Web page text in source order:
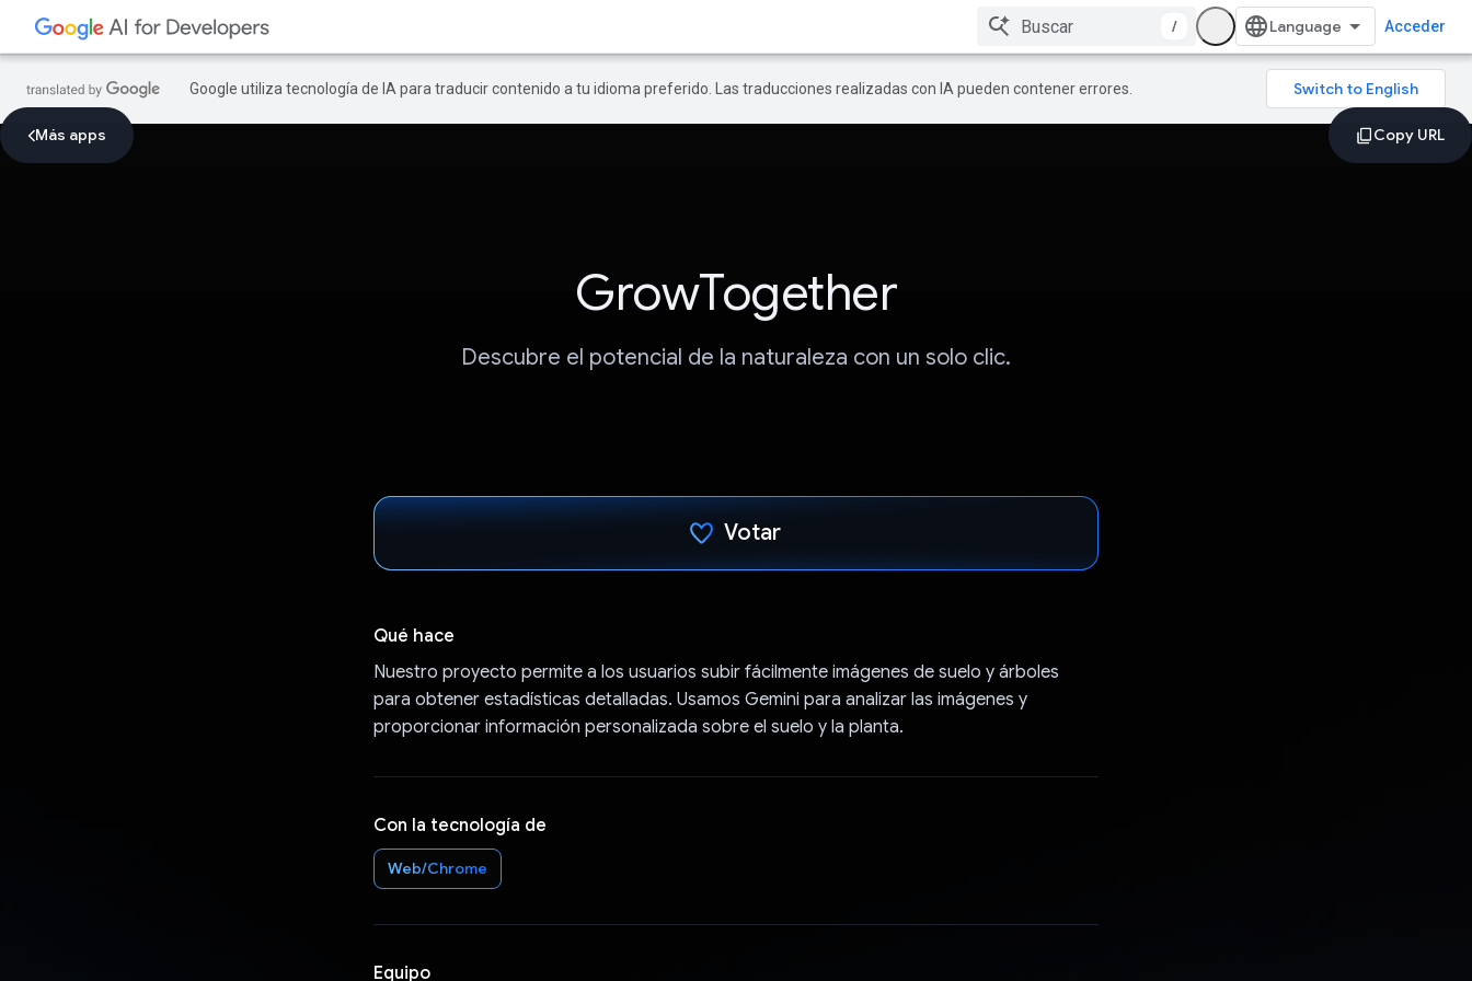
/ Acceder
Google utiliza tecnología de IA para traducir contenido a tu idioma preferido. Las traducciones realizadas con IA pueden contener errores.
Más apps
GrowTogether
Descubre el potencial de la naturaleza con un solo clic.
Votar
Qué hace
Nuestro proyecto permite a los usuarios subir fácilmente imágenes de suelo y árboles
para obtener estadísticas detalladas. Usamos Gemini para analizar las imágenes y
proporcionar información personalizada sobre el suelo y la planta.
Con la tecnología de
Web/Chrome
Equipo